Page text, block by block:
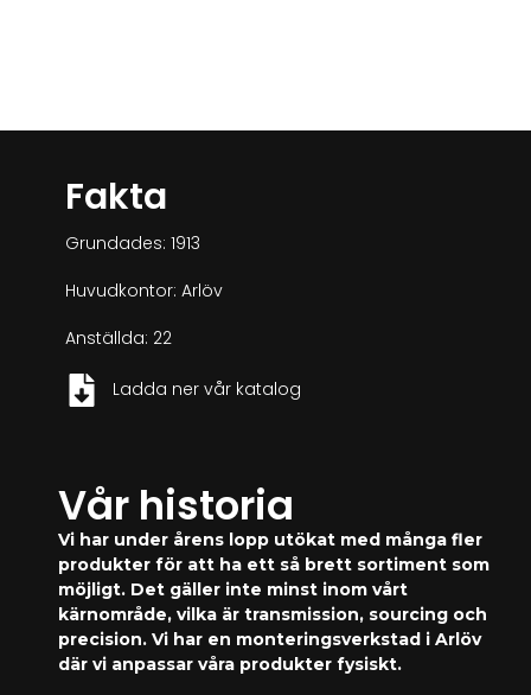
Vår historia
Vi har under årens lopp utökat med många fler
produkter för att ha ett så brett sortiment som
möjligt. Det gäller inte minst inom vårt
kärnområde, vilka är transmission, sourcing och
precision. Vi har en monteringsverkstad i Arlöv
där vi anpassar våra produkter fysiskt.
Fakta
Grundades: 1913
Huvudkontor: Arlöv
Anställda: 22
Ladda ner vår katalog